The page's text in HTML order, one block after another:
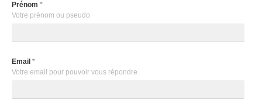
Prénom *
Votre prénom ou pseudo
Email *
Votre email pour pouvoir vous répondre